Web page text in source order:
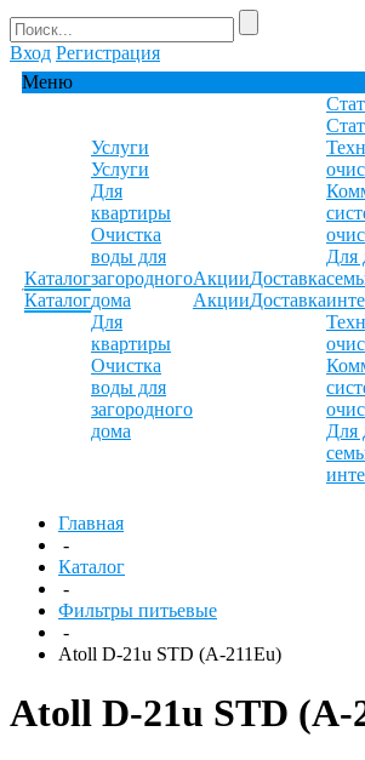
Вход Регистрация
Меню
Каталог
Каталог
Услуги
Услуги
Для
квартиры
Очистка
воды для
загородного
дома
Для
квартиры
Очистка
воды для
загородного
дома
Акции
Акции
Доставка
Доставка
Для
Для
Главная
-
Каталог
-
Фильтры питьевые
-
Atoll D-21u STD (A-211Eu)
Atoll D-21u STD (A-